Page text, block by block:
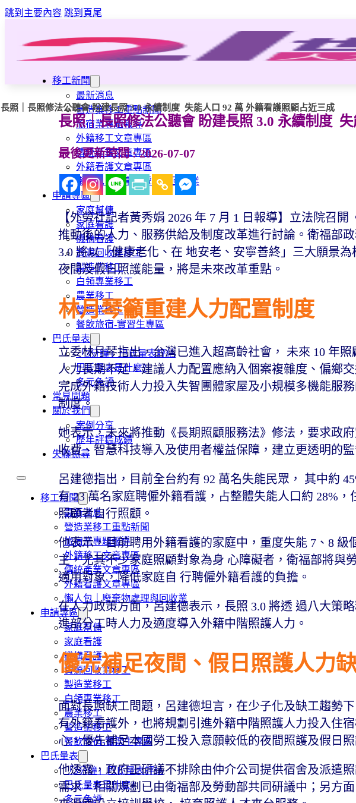
跳到主要內容 跳到頁尾
移工新聞
最新消息
營造業移工重點新聞
旅宿業專題報導
外籍移工文章專區
傳統產業文章專區
外籍看護文章專區
懶人包｜廢棄物處理與回收業
申請專區
家庭幫傭
家庭看護
機構看護
資源回收業移工
製造業移工
白領專業移工
農業移工
營造業移工
餐飲旅宿-實習生專區
巴氏量表
「3分鐘」巴氏量表評估
巴氏量表是什麼?
多元免評
常見問題
關於我們
案例分享
歷年評鑑成績
失聯協尋
移工新聞
最新消息
營造業移工重點新聞
旅宿業專題報導
外籍移工文章專區
傳統產業文章專區
外籍看護文章專區
懶人包｜廢棄物處理與回收業
申請專區
家庭幫傭
家庭看護
機構看護
資源回收業移工
製造業移工
白領專業移工
農業移工
營造業移工
餐飲旅宿-實習生專區
巴氏量表
「3分鐘」巴氏量表評估
巴氏量表是什麼?
多元免評
長照｜長照修法公聽會 盼建長照 3.0 永續制度 失能人口 92 萬 外籍看護照顧占近三成
長照｜長照修法公聽會 盼建長照 3.0 永續制度
最後更新時間 : 2026-07-07
【外勞社記者黃秀娟 2026 年 7 月 1 日報導】立法院召
推動後的人力、服務供給及制度改革進行討論。衛福部
3.0 將以「健康老化、在 地安老、安寧善終」三大願景
夜間及假日照護能量，將是未來改革重點。
林月琴籲重建人力配置制度
立委林月琴指出，台灣已進入超高齡社會， 未來 10 年
人力長期不足，建議人力配置應納入個案複雜度、偏鄉
完成外籍技術人力投入失智團體家屋及小規模多機能服
制度。
她表示，未來將推動《長期照顧服務法》修法，要求政
收費、智慧科技導入及使用者權益保障，建立更透明的監
呂建德指出，目前全台約有 92 萬名失能民眾， 其中約
有 23 萬名家庭聘僱外籍看護，占整體失能人口約 28%
照顧者自行照顧。
他表示，目前聘用外籍看護的家庭中，重度失能 7、8
主，尤其不少家庭照顧對象為身 心障礙者，衛福部將與
適用對象，降低家庭自 行聘僱外籍看護的負擔。
在人力政策方面，呂建德表示，長照 3.0 將透 過八大策
進部分工時人力及適度導入外籍中階照護人力。
優先補足夜間、假日照護人力
面對長照缺工問題，呂建德坦言，在少子化及缺工趨勢
有外籍看護外，也將規劃引進外籍中階照護人力投入住
心，優先補足本國勞工投入意願較低的夜間照護及假日照
他透露，政府正研議不排除由仲介公司提供宿舍及派遣
需求，相關規劃已由衛福部及勞動部共同研議中；另方